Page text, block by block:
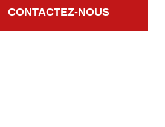
CONTACTEZ-NOUS